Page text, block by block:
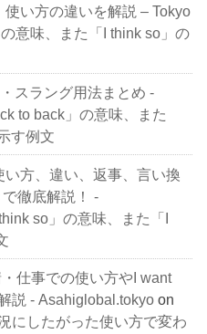
い方の違いを解説 – Tokyo
の意味、また「I think so」の
スラング用法まとめ -
to back」の意味、また
す例文
い方、違い、返事、言い換
徹底解説！ -
think so」の意味、また「I
仕事での使い方やI want
説 - Asahiglobal.tokyo on
にしたがった使い方で変わ